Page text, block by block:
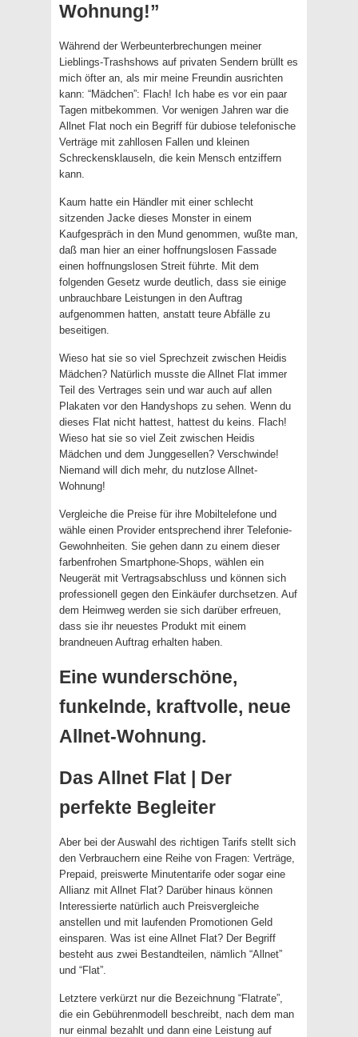
Wohnung!”
Während der Werbeunterbrechungen meiner
Lieblings-Trashshows auf privaten Sendern brüllt es
mich öfter an, als mir meine Freundin ausrichten
kann: “Mädchen”: Flach! Ich habe es vor ein paar
Tagen mitbekommen. Vor wenigen Jahren war die
Allnet Flat noch ein Begriff für dubiose telefonische
Verträge mit zahllosen Fallen und kleinen
Schreckensklauseln, die kein Mensch entziffern
kann.
Kaum hatte ein Händler mit einer schlecht
sitzenden Jacke dieses Monster in einem
Kaufgespräch in den Mund genommen, wußte man,
daß man hier an einer hoffnungslosen Fassade
einen hoffnungslosen Streit führte. Mit dem
folgenden Gesetz wurde deutlich, dass sie einige
unbrauchbare Leistungen in den Auftrag
aufgenommen hatten, anstatt teure Abfälle zu
beseitigen.
Wieso hat sie so viel Sprechzeit zwischen Heidis
Mädchen? Natürlich musste die Allnet Flat immer
Teil des Vertrages sein und war auch auf allen
Plakaten vor den Handyshops zu sehen. Wenn du
dieses Flat nicht hattest, hattest du keins. Flach!
Wieso hat sie so viel Zeit zwischen Heidis
Mädchen und dem Junggesellen? Verschwinde!
Niemand will dich mehr, du nutzlose Allnet-
Wohnung!
Vergleiche die Preise für ihre Mobiltelefone und
wähle einen Provider entsprechend ihrer Telefonie-
Gewohnheiten. Sie gehen dann zu einem dieser
farbenfrohen Smartphone-Shops, wählen ein
Neugerät mit Vertragsabschluss und können sich
professionell gegen den Einkäufer durchsetzen. Auf
dem Heimweg werden sie sich darüber erfreuen,
dass sie ihr neuestes Produkt mit einem
brandneuen Auftrag erhalten haben.
Eine wunderschöne,
funkelnde, kraftvolle, neue
Allnet-Wohnung.
Das Allnet Flat | Der
perfekte Begleiter
Aber bei der Auswahl des richtigen Tarifs stellt sich
den Verbrauchern eine Reihe von Fragen: Verträge,
Prepaid, preiswerte Minutentarife oder sogar eine
Allianz mit Allnet Flat? Darüber hinaus können
Interessierte natürlich auch Preisvergleiche
anstellen und mit laufenden Promotionen Geld
einsparen. Was ist eine Allnet Flat? Der Begriff
besteht aus zwei Bestandteilen, nämlich “Allnet”
und “Flat”.
Letztere verkürzt nur die Bezeichnung “Flatrate”,
die ein Gebührenmodell beschreibt, nach dem man
nur einmal bezahlt und dann eine Leistung auf